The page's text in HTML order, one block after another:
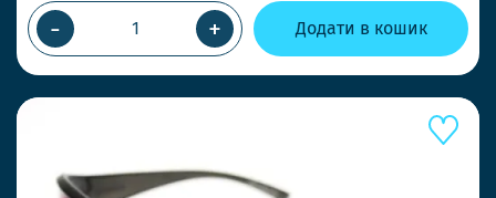
- + Додати в кошик